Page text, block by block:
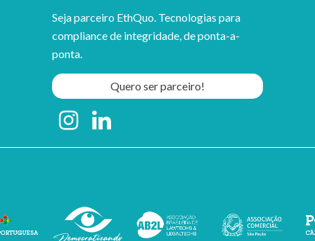
Seja parceiro EthQuo. Tecnologias para
compliance de integridade, de ponta-a-
ponta.
Quero ser parceiro!